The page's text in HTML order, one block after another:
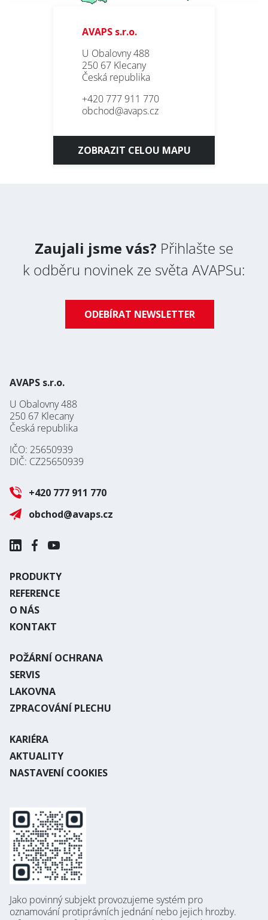
AVAPS s.r.o.
U Obalovny 488
250 67 Klecany
Česká republika
+420 777 911 770
obchod@avaps.cz
ZOBRAZIT CELOU MAPU
Zaujali jsme vás? Přihlašte se
k odběru novinek ze světa AVAPSu:
ODEBÍRAT NEWSLETTER
AVAPS s.r.o.
U Obalovny 488
250 67 Klecany
Česká republika
IČO: 25650939
DIČ: CZ25650939
+420 777 911 770
obchod@avaps.cz
PRODUKTY
REFERENCE
O NÁS
KONTAKT
POŽÁRNÍ OCHRANA
SERVIS
LAKOVNA
ZPRACOVÁNÍ PLECHU
KARIÉRA
AKTUALITY
NASTAVENÍ COOKIES
Jako povinný subjekt provozujeme systém pro
oznamování protiprávních jednání nebo jejich hrozby.